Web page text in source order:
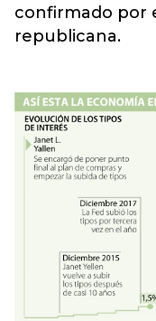
confirmado por
republicana.